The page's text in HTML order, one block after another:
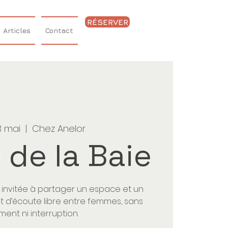
Articles Contact
RÉSERVER
mai
  |
Chez Anelor
la Baie
invitée à partager un espace et un
libre entre femmes, sans
ni interruption.